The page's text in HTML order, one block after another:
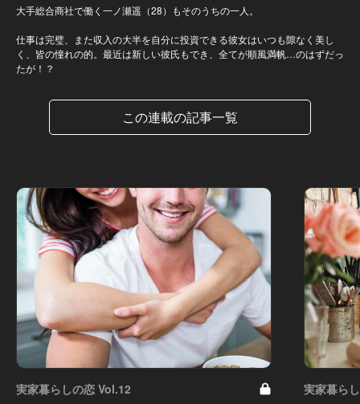
大手総合商社で働く一ノ瀬遥（28）もそのうちの一人。
仕事は完璧、また収入の大半を自分に投資できる彼女はいつも隙なく美し
く、皆の憧れの的。最近は新しい彼氏もでき、全てが順風満帆…のはずだっ
たが！？
この連載の記事一覧
実家暮らしの恋 Vol.12 実家暮ら